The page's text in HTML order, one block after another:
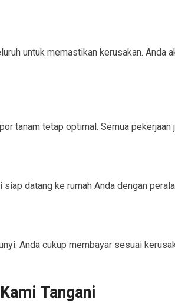
untuk memastikan kerusakan. Anda
tanam tetap optimal. Semua pekerjaan
datang ke rumah Anda dengan
Anda cukup membayar sesuai
Tangani